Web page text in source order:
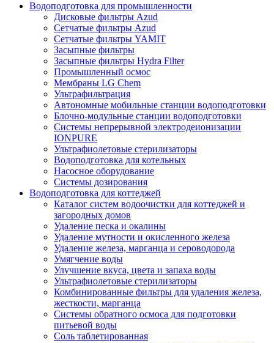
Водоподготовка для промышленности
Дисковые фильтры Azud
Сетчатые фильтры Azud
Сетчатые фильтры YAMIT
Засыпные фильтры
Засыпные фильтры Hydra Filter
Промышленный осмос
Мембраны LG Chem
Ультрафильтрация
Автономные мобильные станции водоподготовки
Блочно-модульные станции водоподготовки
Системы непрерывной электродеионизации
IONPURE
Ультрафиолетовые стерилизаторы
Водоподготовка для котельных
Насосное оборудование
Системы дозирования
Водоподготовка для коттеджей
Каталог систем водоочистки для коттеджей и
загородных домов
Удаление песка и окалины
Удаление мутности и окисленного железа
Удаление железа, марганца и сероводорода
Умягчение воды
Улучшение вкуса, цвета и запаха воды
Ультрафиолетовые стерилизаторы
Комбинированные фильтры для удаления железа,
жесткости, марганца
Системы обратного осмоса для подготовки
питьевой воды
Соль таблетированная